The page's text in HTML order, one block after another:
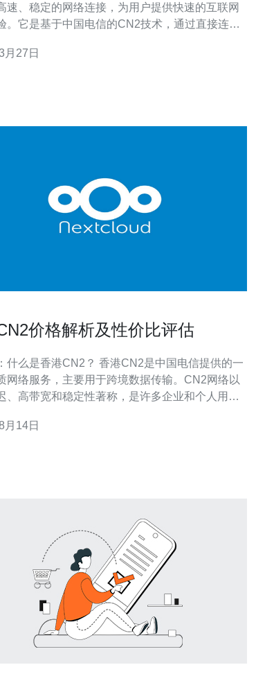
速、稳定的网络连接，为用户提供快速的互联网
。它是基于中国电信的CN2技术，通过直接连接
采用了先进的网络技术，确保了高速和稳定的连
月27日
价格解析及性价比评估
什么是香港CN2？ 香港CN2是中国电信提供的一
网络服务，主要用于跨境数据传输。CN2网络以
、高带宽和稳定性著称，是许多企业和个人用户
能够有效提升用户访问速度，降低延迟，尤其适
月14日